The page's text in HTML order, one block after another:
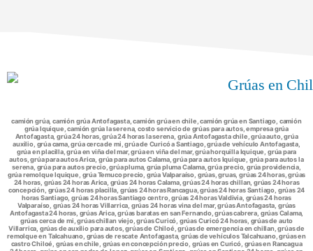
camión grúa, camión grúa Antofagasta, camión grúa en chile, camión grúa en Santiago, camión
grúa Iquique, camión grúa la serena, costo servicio de grúas para autos, empresa grúa
Antofagasta, grúa 24 horas, grúa 24 horas la serena, grúa Antofagasta chile, grúa auto, grúa
auxilio, grúa cama, grúa cerca de mi, grúa de Curicó a Santiago, grúa de vehículo Antofagasta,
grúa en placilla, grúa en viña del mar, grúa en viña del mar, grúa horquilla Iquique, grúa para
autos, grúa para autos Arica, grúa para autos Calama, grúa para autos Iquique, grúa para autos la
serena, grúa para autos precio, grúa pluma, grúa pluma Calama, grúa precio, grúa providencia,
grúa remolque Iquique, grúa Temuco precio, grúa Valparaíso, grúas, gruas, grúas 24 horas, grúas
24 horas, grúas 24 horas Arica, grúas 24 horas Calama, grúas 24 horas chillan, grúas 24 horas
concepción, grúas 24 horas placilla, grúas 24 horas Rancagua, grúas 24 horas Santiago, grúas 24
horas Santiago, grúas 24 horas Santiago centro, grúas 24 horas Valdivia, grúas 24 horas
Valparaíso, grúas 24 horas Villarrica, grúas 24 horas vina del mar, grúas Antofagasta, grúas
Antofagasta 24 horas, grúas Arica, grúas baratas en san Fernando, grúas cabrera, grúas Calama,
grúas cerca de mi, grúas chillan viejo, grúas Curicó, grúas Curicó 24 horas, grúas de auto
Villarrica, grúas de auxilio para autos, grúas de Chiloé, grúas de emergencia en chillan, grúas de
remolque en Talcahuano, grúas de rescate Antofagasta, grúas de vehículos Talcahuano, grúas en
castro Chiloé, grúas en chile, grúas en concepción precio, grúas en Curicó, grúas en Rancagua